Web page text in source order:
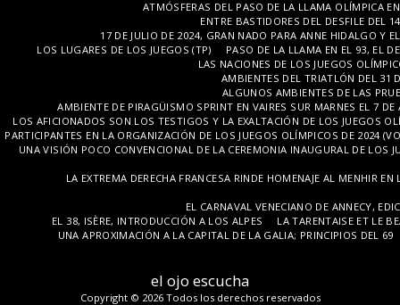
el ojo escucha
Copyright © 2026 Todos los derechos reservados
ATMÓSFERAS DEL PASO DE LA LLAMA OLÍMPICA
ENTRE BASTIDORES DEL DESFILE DEL
17 DE JULIO DE 2024, GRAN NADO PARA ANNE HIDALGO Y
LOS LUGARES DE LOS JUEGOS (TP)
PASO DE LA LLAMA EN EL 93, EL
LAS NACIONES DE LOS JUEGOS
AMBIENTES DEL TRIATLÓN DEL 31
ALGUNOS AMBIENTES DE LAS
AMBIENTE DE PIRAGÜISMO SPRINT EN VAIRES SUR MARNES EL 7
LOS AFICIONADOS SON LOS TESTIGOS Y LA EXALTACIÓN DE LOS JUEGOS
PARTICIPANTES EN LA ORGANIZACIÓN DE LOS JUEGOS OLÍMPICOS DE 2024
UNA VISIÓN POCO CONVENCIONAL DE LA CEREMONIA INAUGURAL DE LOS
LA EXTREMA DERECHA FRANCESA RINDE HOMENAJE AL MENHIR
EL CARNAVAL VENECIANO DE ANNECY,
EL 38, ISÈRE, INTRODUCCIÓN A LOS ALPES
LA TARENTAISE ET LE
UNA APROXIMACIÓN A LA CAPITAL DE LA GALIA; PRINCIPIOS DEL 69